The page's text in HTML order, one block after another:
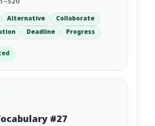
Alternative
Collaborate
Deadline Progress
#27